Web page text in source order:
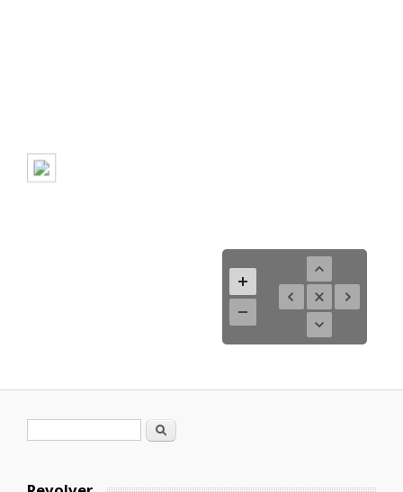
Formulario de búsqueda
Buscar